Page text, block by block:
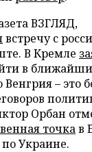
ВЗГЛЯД,
встречу с
В Кремле
в
Венгрия – это
Орбан
точкав
Украине.